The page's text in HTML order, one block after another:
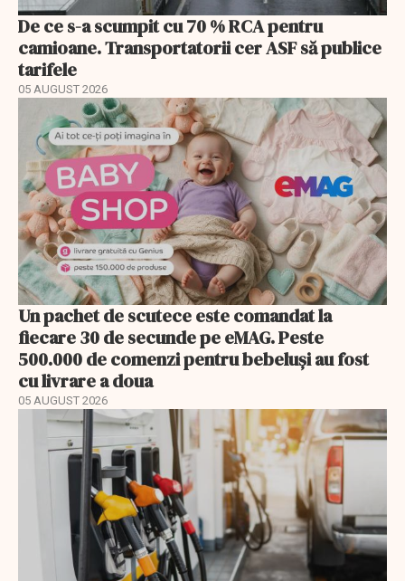
De ce s-a scumpit cu 70 % RCA pentru
camioane. Transportatorii cer ASF să publice
tarifele
05 AUGUST 2026
Un pachet de scutece este comandat la
fiecare 30 de secunde pe eMAG. Peste
500.000 de comenzi pentru bebeluși au fost
cu livrare a doua
05 AUGUST 2026